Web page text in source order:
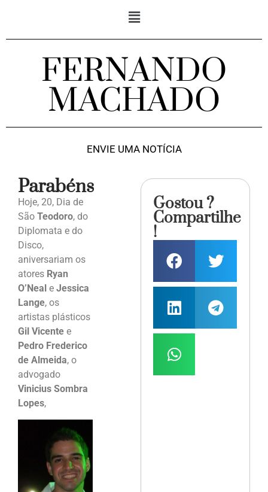
FERNANDO
MACHADO
ENVIE UMA NOTÍCIA
Parabéns
Hoje, 20, Dia de
São Teodoro, do
Diplomata e do
Disco,
aniversariam os
atores Ryan
O’Neal e Jessica
Lange, os
artistas plásticos
Gil Vicente e
Pedro Frederico
de Almeida, o
advogado
Vinicius Sombra
Lopes,
Gostou ?
Compartilhe
!